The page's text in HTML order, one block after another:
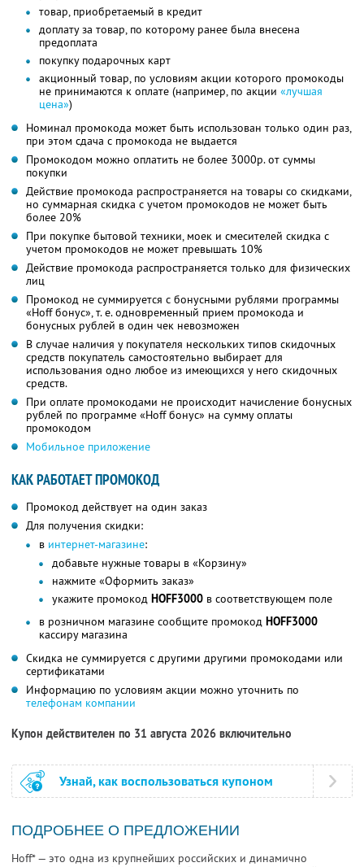
товар, приобретаемый в кредит
доплату за товар, по которому ранее была внесена
предоплата
покупку подарочных карт
акционный товар, по условиям акции которого промокоды
не принимаются к оплате (например, по акции «лучшая
цена»)
Номинал промокода может быть использован только один раз,
при этом сдача с промокода не выдается
Промокодом можно оплатить не более 3000р. от суммы
покупки
Действие промокода распространяется на товары со скидками,
но суммарная скидка с учетом промокодов не может быть
более 20%
При покупке бытовой техники, моек и смесителей скидка с
учетом промокодов не может превышать 10%
Действие промокода распространяется только для физических
лиц
Промокод не суммируется с бонусными рублями программы
«Hoff бонус», т. е. одновременный прием промокода и
бонусных рублей в один чек невозможен
В случае наличия у покупателя нескольких типов скидочных
средств покупатель самостоятельно выбирает для
использования одно любое из имеющихся у него скидочных
средств.
При оплате промокодами не происходит начисление бонусных
рублей по программе «Hoff бонус» на сумму оплаты
промокодом
Мобильное приложение
КАК РАБОТАЕТ ПРОМОКОД
Промокод действует на один заказ
Для получения скидки:
в интернет-магазине:
добавьте нужные товары в «Корзину»
нажмите «Оформить заказ»
укажите промокод HOFF3000 в соответствующем поле
в розничном магазине сообщите промокод HOFF3000
кассиру магазина
Скидка не суммируется с другими другими промокодами или
сертификатами
Информацию по условиям акции можно уточнить по
телефонам компании
Купон действителен по 31 августа 2026 включительно
Узнай, как воспользоваться купоном
ПОДРОБНЕЕ О ПРЕДЛОЖЕНИИ
Hoff* — это одна из крупнейших российских и динамично